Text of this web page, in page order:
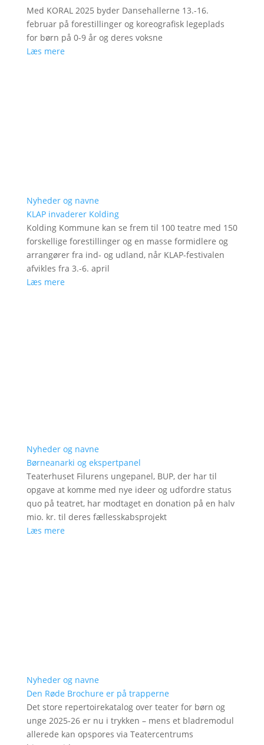
Med KORAL 2025 byder Dansehallerne 13.-16.
februar på forestillinger og koreografisk legeplads
for børn på 0-9 år og deres voksne
Læs mere
Nyheder og navne
KLAP invaderer Kolding
Kolding Kommune kan se frem til 100 teatre med 150
forskellige forestillinger og en masse formidlere og
arrangører fra ind- og udland, når KLAP-festivalen
afvikles fra 3.-6. april
Læs mere
Nyheder og navne
Børneanarki og ekspertpanel
Teaterhuset Filurens ungepanel, BUP, der har til
opgave at komme med nye ideer og udfordre status
quo på teatret, har modtaget en donation på en halv
mio. kr. til deres fællesskabsprojekt
Læs mere
Nyheder og navne
Den Røde Brochure er på trapperne
Det store repertoirekatalog over teater for børn og
unge 2025-26 er nu i trykken – mens et bladremodul
allerede kan opspores via Teatercentrums